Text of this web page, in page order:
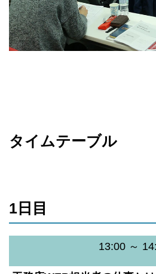
タイムテーブル
1日目
13:00 ～